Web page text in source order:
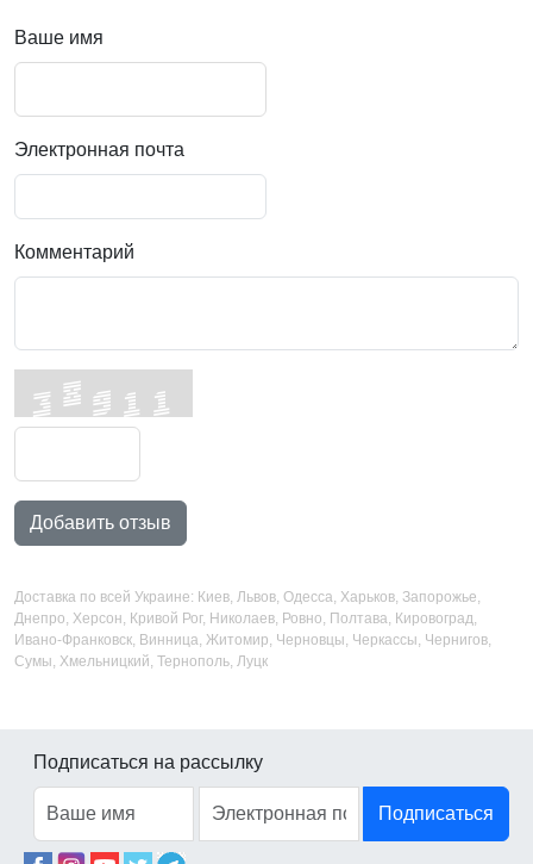
Ваше имя
Электронная почта
Комментарий
Добавить отзыв
Доставка по всей Украине: Киев, Львов, Одесса, Харьков, Запорожье,
Днепро, Херсон, Кривой Рог, Николаев, Ровно, Полтава, Кировоград,
Ивано-Франковск, Винница, Житомир, Черновцы, Черкассы, Чернигов,
Сумы, Хмельницкий, Тернополь, Луцк
Подписаться на рассылку
Подписаться